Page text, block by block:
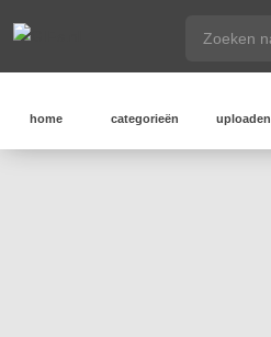
home categorieën uploaden